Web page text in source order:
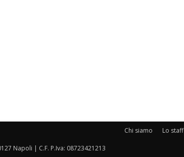
Chi siamo Lo staff
Napoli | C.F. P.Iva: 08723421213